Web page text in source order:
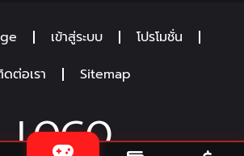
เข้าสู่ระบบ
โปรโมชั่น
ต่อเรา
Sitemap